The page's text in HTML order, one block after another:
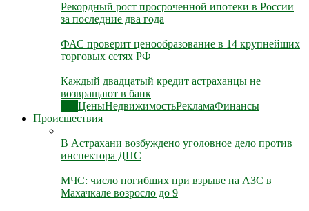
Рекордный рост просроченной ипотеки в России
за последние два года
ФАС проверит ценообразование в 14 крупнейших
торговых сетях РФ
Каждый двадцатый кредит астраханцы не
возвращают в банк
ЦеныНедвижимостьРекламаФинансы
Происшествия
В Астрахани возбуждено уголовное дело против
инспектора ДПС
МЧС: число погибших при взрыве на АЗС в
Махачкале возросло до 9